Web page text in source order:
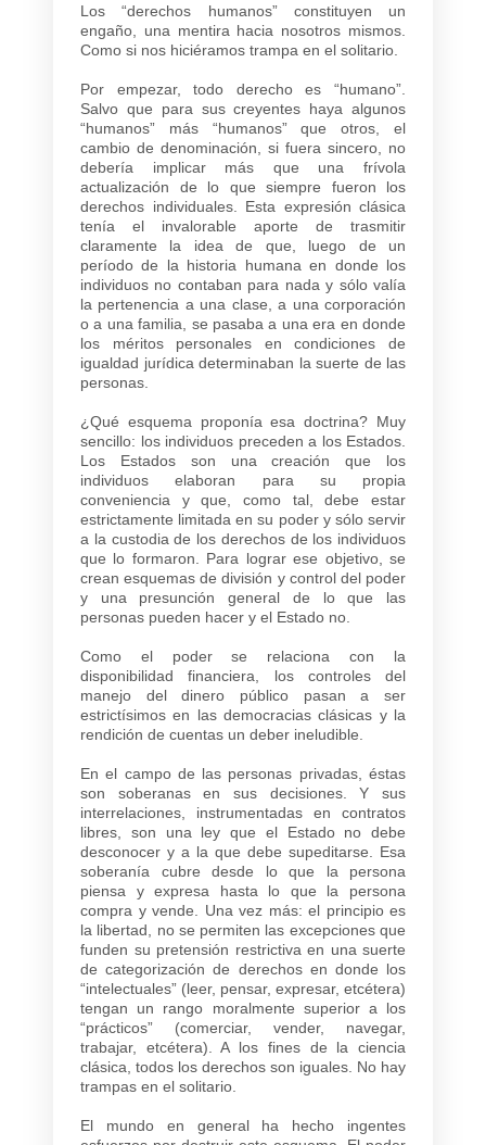
Los “derechos humanos” constituyen un
engaño, una mentira hacia nosotros mismos.
Como si nos hiciéramos trampa en el solitario.
Por empezar, todo derecho es “humano”.
Salvo que para sus creyentes haya algunos
“humanos” más “humanos” que otros, el
cambio de denominación, si fuera sincero, no
debería implicar más que una frívola
actualización de lo que siempre fueron los
derechos individuales. Esta expresión clásica
tenía el invalorable aporte de trasmitir
claramente la idea de que, luego de un
período de la historia humana en donde los
individuos no contaban para nada y sólo valía
la pertenencia a una clase, a una corporación
o a una familia, se pasaba a una era en donde
los méritos personales en condiciones de
igualdad jurídica determinaban la suerte de las
personas.
¿Qué esquema proponía esa doctrina? Muy
sencillo: los individuos preceden a los Estados.
Los Estados son una creación que los
individuos elaboran para su propia
conveniencia y que, como tal, debe estar
estrictamente limitada en su poder y sólo servir
a la custodia de los derechos de los individuos
que lo formaron. Para lograr ese objetivo, se
crean esquemas de división y control del poder
y una presunción general de lo que las
personas pueden hacer y el Estado no.
Como el poder se relaciona con la
disponibilidad financiera, los controles del
manejo del dinero público pasan a ser
estrictísimos en las democracias clásicas y la
rendición de cuentas un deber ineludible.
En el campo de las personas privadas, éstas
son soberanas en sus decisiones. Y sus
interrelaciones, instrumentadas en contratos
libres, son una ley que el Estado no debe
desconocer y a la que debe supeditarse. Esa
soberanía cubre desde lo que la persona
piensa y expresa hasta lo que la persona
compra y vende. Una vez más: el principio es
la libertad, no se permiten las excepciones que
funden su pretensión restrictiva en una suerte
de categorización de derechos en donde los
“intelectuales” (leer, pensar, expresar, etcétera)
tengan un rango moralmente superior a los
“prácticos” (comerciar, vender, navegar,
trabajar, etcétera). A los fines de la ciencia
clásica, todos los derechos son iguales. No hay
trampas en el solitario.
El mundo en general ha hecho ingentes